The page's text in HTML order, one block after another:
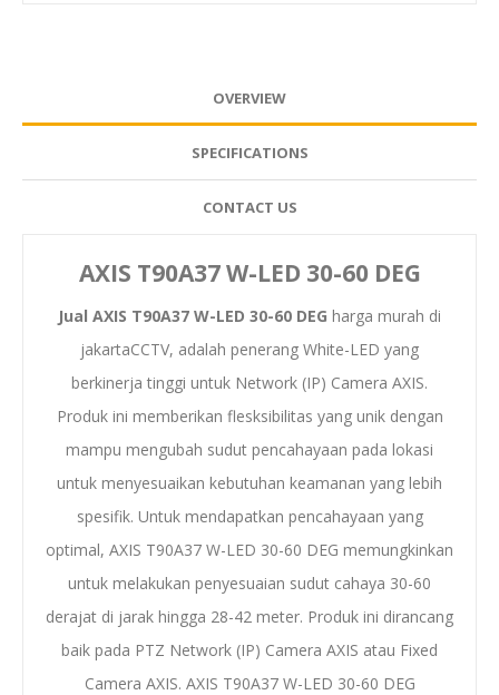
OVERVIEW
SPECIFICATIONS
CONTACT US
AXIS T90A37 W-LED 30-60 DEG
Jual AXIS T90A37 W-LED 30-60 DEG harga murah di
jakartaCCTV, adalah penerang White-LED yang
berkinerja tinggi untuk Network (IP) Camera AXIS.
Produk ini memberikan flesksibilitas yang unik dengan
mampu mengubah sudut pencahayaan pada lokasi
untuk menyesuaikan kebutuhan keamanan yang lebih
spesifik. Untuk mendapatkan pencahayaan yang
optimal, AXIS T90A37 W-LED 30-60 DEG memungkinkan
untuk melakukan penyesuaian sudut cahaya 30-60
derajat di jarak hingga 28-42 meter. Produk ini dirancang
baik pada PTZ Network (IP) Camera AXIS atau Fixed
Camera AXIS. AXIS T90A37 W-LED 30-60 DEG